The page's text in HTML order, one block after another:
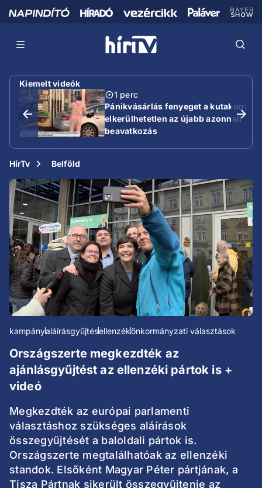
Kiemelt videók
1 perc
Pánikvásárlás fenyeget a kutakon:
elkerülhetetlen az újabb azonnali
beavatkozás
HírTv Belföld
kampányaláírásgyűjtésellenzékönkormányzati választások
Országszerte megkezdték az
ajánlásgyűjtést az ellenzéki pártok is +
videó
Megkezdték az európai parlamenti
választáshoz szükséges aláírások
összegyűjtését a baloldali pártok is.
Országszerte megtalálhatóak az ellenzéki
standok. Elsőként Magyar Péter pártjának, a
Tisza Pártnak sikerült összegyűjtenie az